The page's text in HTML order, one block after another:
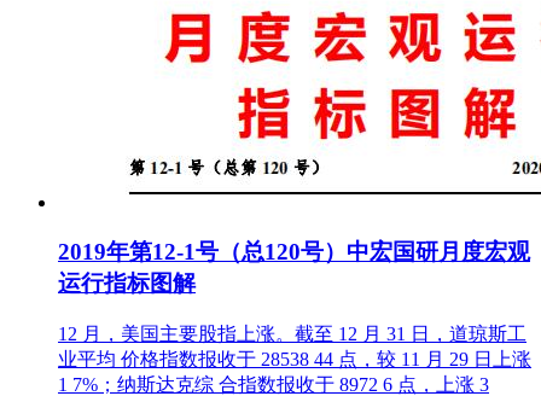
2019年第12-1号（总120号）中宏国研月度宏观
运行指标图解
12 月，美国主要股指上涨。截至 12 月 31 日，道琼斯工
业平均 价格指数报收于 28538 44 点，较 11 月 29 日上涨
1 7%；纳斯达克综 合指数报收于 8972 6 点，上涨 3